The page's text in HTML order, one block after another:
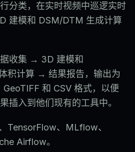
分类，在实时视频中巡逻实时
建模和 DSM/DTM 生成计算
收集 → 3D 建模和
积计算 → 结果报告，输出为
和 CSV 格式，以便
插入到他们现有的工具中。
TensorFlow、MLflow、
Airflow。